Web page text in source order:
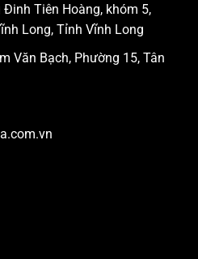
Tiên Hoàng, khóm 5,
Long, Tỉnh Vĩnh Long
Văn Bạch, Phường 15, Tân